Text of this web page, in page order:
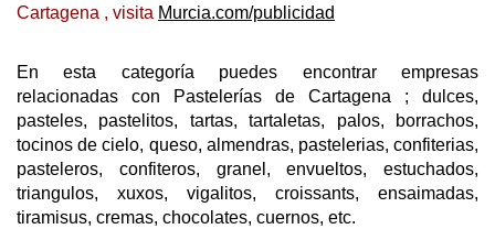
Cartagena , visita Murcia.com/publicidad
En esta categoría puedes encontrar empresas
relacionadas con Pastelerías de Cartagena ; dulces,
pasteles, pastelitos, tartas, tartaletas, palos, borrachos,
tocinos de cielo, queso, almendras, pastelerias, confiterias,
pasteleros, confiteros, granel, envueltos, estuchados,
triangulos, xuxos, vigalitos, croissants, ensaimadas,
tiramisus, cremas, chocolates, cuernos, etc.